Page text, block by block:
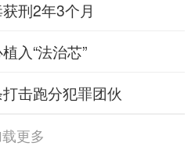
刑2年3个月
入“法治芯”
击跑分犯罪团伙
更多